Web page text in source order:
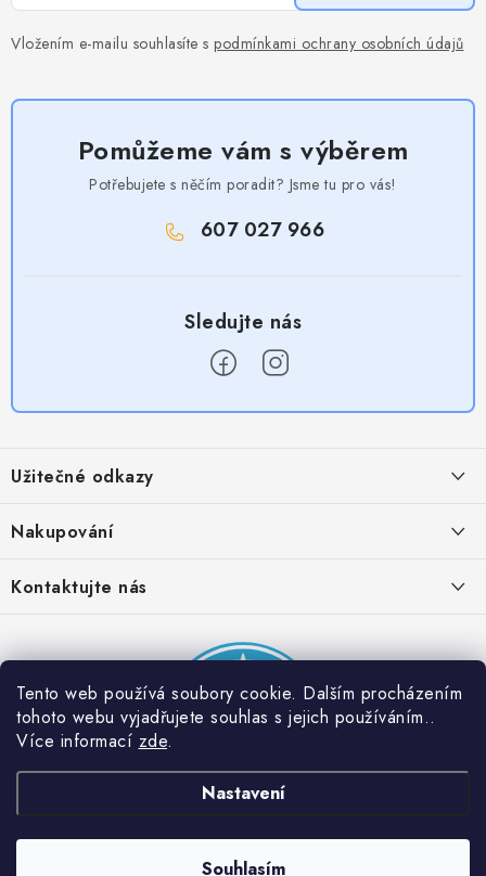
Tento web používá soubory cookie. Dalším procházením
tohoto webu vyjadřujete souhlas s jejich používáním..
Více informací zde.
Nastavení
Souhlasím
Vložením e-mailu souhlasíte s podmínkami ochrany osobních údajů
Pomůžeme vám s výběrem
Potřebujete s něčím poradit? Jsme tu pro vás!
607 027 966
p
a
Užitečné odkazy
Obchodní podmínky
Provizní systém
Partner stránek: Super plecháček
Nakupování
Časté otázky
Podmínky akce 2 + 1 zdarma
Kontaktujte nás
Dobrý triko. Všechna práva vyhrazena.